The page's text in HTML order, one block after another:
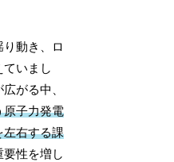
動き、ロ
ていまし
がる中、
原子力発電
左右する課
要性を増し